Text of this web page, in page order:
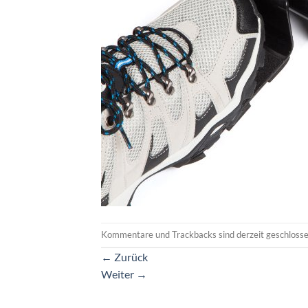
Kommentare und Trackbacks sind derzeit
← Zurück
Weiter →